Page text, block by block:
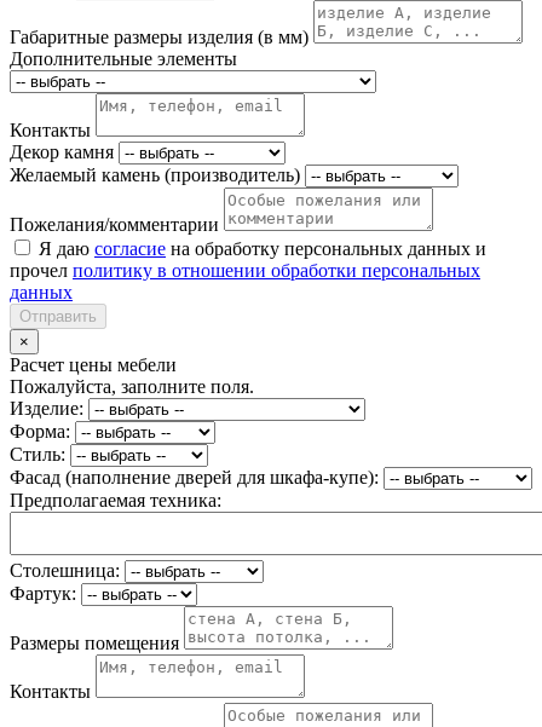
Габаритные размеры изделия (в мм)
Дополнительные элементы
Контакты
Декор камня
Желаемый камень (производитель)
Пожелания/комментарии
Я даю согласие на обработку персональных данных и
прочел политику в отношении обработки персональных
данных
Отправить
×
Расчет цены мебели
Пожалуйста, заполните поля.
Изделие:
Форма:
Стиль:
Фасад (наполнение дверей для шкафа-купе):
Предполагаемая техника:
Столешница:
Фартук:
Размеры помещения
Контакты